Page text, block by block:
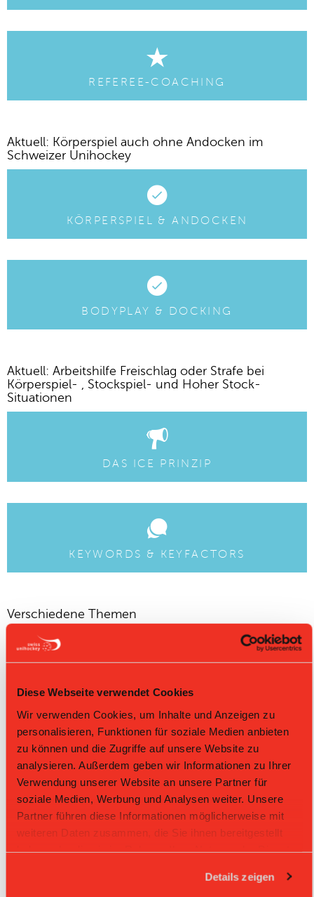
Diese Webseite verwendet Cookies
Wir verwenden Cookies, um Inhalte und Anzeigen zu
personalisieren, Funktionen für soziale Medien anbieten
zu können und die Zugriffe auf unsere Website zu
analysieren. Außerdem geben wir Informationen zu Ihrer
Verwendung unserer Website an unsere Partner für
soziale Medien, Werbung und Analysen weiter. Unsere
Partner führen diese Informationen möglicherweise mit
weiteren Daten zusammen, die Sie ihnen bereitgestellt
Details zeigen
REFEREE-COACHING
Aktuell: Körperspiel auch ohne Andocken im
Schweizer Unihockey
KÖRPERSPIEL & ANDOCKEN
BODYPLAY & DOCKING
Aktuell: Arbeitshilfe Freischlag oder Strafe bei
Körperspiel- , Stockspiel- und Hoher Stock-
Situationen
DAS ICE PRINZIP
KEYWORDS & KEYFACTORS
Verschiedene Themen
ENTSCHEIDEN UND ANALYSIEREN